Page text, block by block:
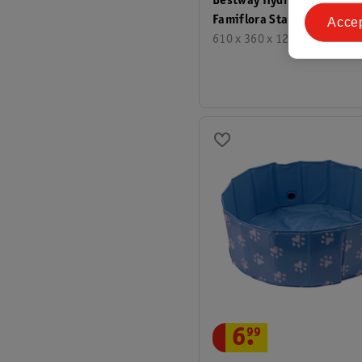
Famiflora Startset
610 x 360 x 120 cm
6.
99